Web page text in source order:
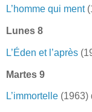
L’homme qui ment
Lunes 8
L’Éden et l’après
Martes 9
L’immortelle (1963)